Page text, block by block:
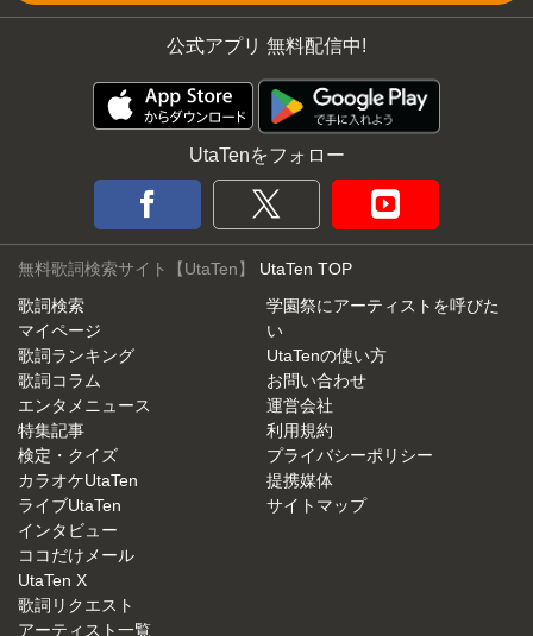
公式アプリ 無料配信中!
UtaTenをフォロー
無料歌詞検索サイト【UtaTen】 UtaTen TOP
歌詞検索
マイページ
歌詞ランキング
歌詞コラム
エンタメニュース
特集記事
検定・クイズ
カラオケUtaTen
ライブUtaTen
インタビュー
ココだけメール
UtaTen X
歌詞リクエスト
アーティスト一覧
学園祭にアーティストを呼びた
い
UtaTenの使い方
お問い合わせ
運営会社
利用規約
プライバシーポリシー
提携媒体
サイトマップ